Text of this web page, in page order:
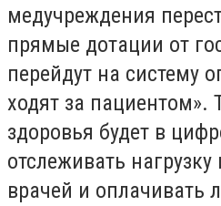
медучреждения
прямые дотации от
перейдут на систему
ходят за пациентом».
здоровья будет в
отслеживать
врачей и оплачивать